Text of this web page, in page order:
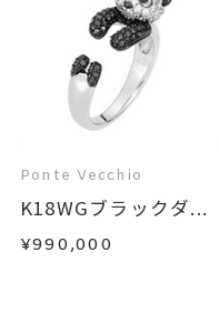
Ponte Vecchio
K18WGブラックダ...
¥990,000